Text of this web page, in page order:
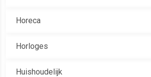
Horeca
Horloges
Huishoudelijk